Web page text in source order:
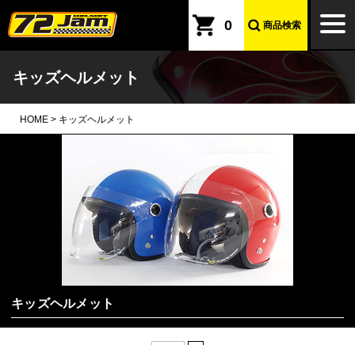
本文へ
0 商品検索
キッズヘルメット
HOME > キッズヘルメット
キッズヘルメット